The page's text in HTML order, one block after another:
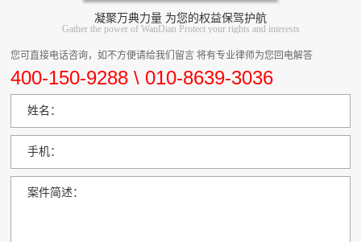
凝聚万典力量 为您的权益保驾护航
Gather the power of WanDian Protect your rights and interests
您可直接电话咨询，如不方便请给我们留言 将有专业律师为您回电解答
400-150-9288 \ 010-8639-3036
姓名：
手机：
案件简述：